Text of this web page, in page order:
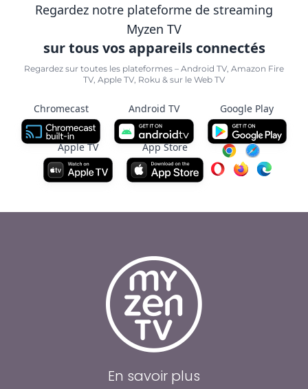
Regardez notre plateforme de streaming
Myzen TV
sur tous vos appareils connectés
Regardez sur toutes les plateformes – Android TV, Amazon Fire
TV, Apple TV, Roku & sur le Web TV
Chromecast Android TV Google Play
Apple TV App Store
En savoir plus